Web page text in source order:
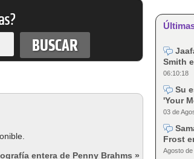
entera de Penny Brahms »
Smith
06:10:18
Su
'Your
03 de
Frost
Agosto